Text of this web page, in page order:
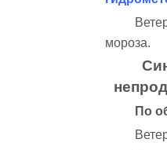
мороза.
По